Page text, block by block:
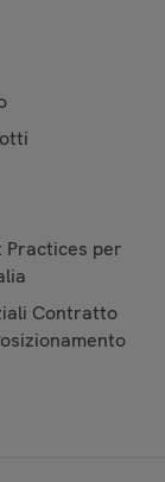
Practices per
Contratto